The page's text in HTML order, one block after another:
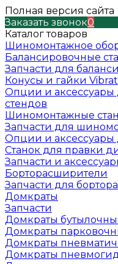
Полная версия сайта
Заказать звонок0
Каталог товаров
Шиномонтажное
Балансировочные
Запчасти для
Конусы и гайки
Опции и аксессуары
стендов
Шиномонтажные
Запчасти для
Опции и аксессуары
Станок для правки
Запчасти и
Борторасширители
Запчасти для
Домкраты
Запчасти
Домкраты
Домкраты
Домкраты
Домкраты